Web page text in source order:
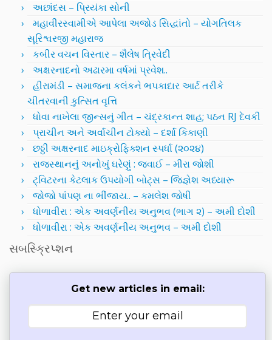
અછાંદસ – પ્રિયંકા સોની
મહાવીરસ્વામીએ આપેલા અજોડ સિદ્ધાંતો – યોગતિલક
સૂરિશ્વરજી મહારાજ
કબીર વચન વિસ્તાર – શૈલેષ ત્રિવેદી
અક્ષરનાદનો અઢારમા વર્ષમાં પ્રવેશ..
હીરામંડી – સમાજના કલંકને ભપકાદાર આર્ટ તરીકે
ચીતરવાની કુત્સિત વૃત્તિ
ધોવા નાખેલા જીન્સનું ગીત – ચંદ્રકાન્ત શાહ; પઠન RJ દેવકી
પ્રાચીન અને અર્વાચીન ટોક્યો – દર્શા કિકાણી
છઠ્ઠી અક્ષરનાદ માઇક્રોફિક્શન સ્પર્ધા (૨૦૨૪)
રાજસ્થાનનું અનોખું ઘરેણું : જવાઈ – મીરા જોશી
ટ્વિટરના કેટલાક ઉપયોગી બોટ્સ – જિજ્ઞેશ અધ્યારૂ
જોજો પાંપણ ના ભીંજાય.. – કમલેશ જોષી
ધોળાવીરા : એક અવર્ણનીય અનુભવ (ભાગ ૨) – અમી દોશી
ધોળાવીરા : એક અવર્ણનીય અનુભવ – અમી દોશી
સબસ્ક્રિપ્શન
Get new articles in email: